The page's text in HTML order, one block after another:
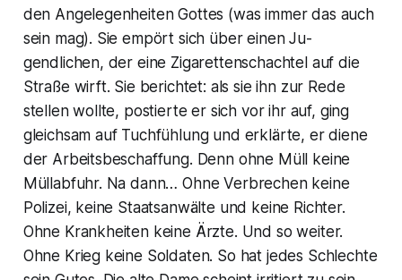
den Angelegenheiten Gottes (was immer das auch
sein mag). Sie empört sich über einen Ju-
gendlichen, der eine Zigarettenschachtel auf die
Straße wirft. Sie berichtet: als sie ihn zur Rede
stellen wollte, postierte er sich vor ihr auf, ging
gleichsam auf Tuchfühlung und erklärte, er diene
der Arbeitsbeschaffung. Denn ohne Müll keine
Müllabfuhr. Na dann… Ohne Verbrechen keine
Polizei, keine Staatsanwälte und keine Richter.
Ohne Krankheiten keine Ärzte. Und so weiter.
Ohne Krieg keine Soldaten. So hat jedes Schlechte